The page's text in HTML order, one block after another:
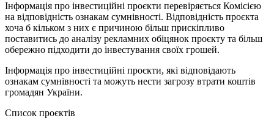
Інформація про інвестиційні проєкти перевіряється Комісією
на відповідність ознакам сумнівності. Відповідність проєкта
хоча б кільком з них є причиною більш прискіпливо
поставитись до аналізу рекламних обіцянок проєкту та більш
обережно підходити до інвестування своїх грошей.
Інформація про інвестиційні проєкти, які відповідають
ознакам сумнівності та можуть нести загрозу втрати коштів
громадян України.
Список проєктів